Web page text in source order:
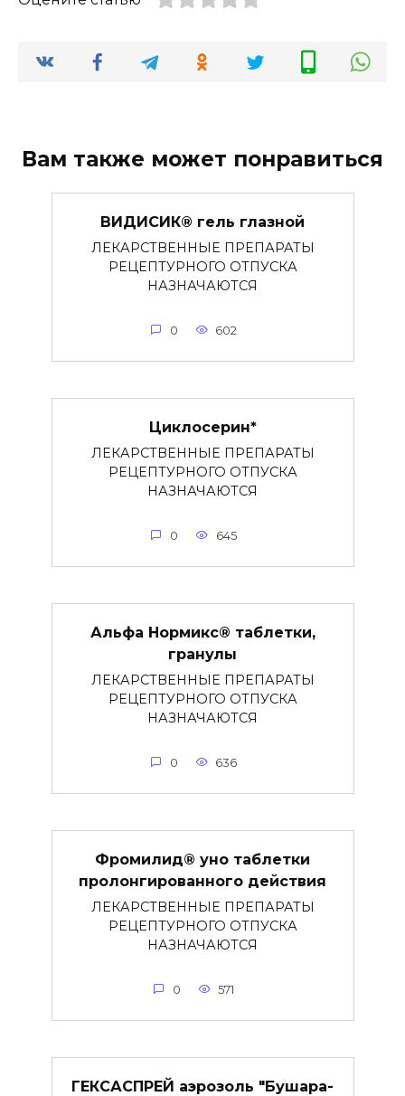
Вам также может понравиться
ВИДИСИК® гель глазной
ЛЕКАРСТВЕННЫЕ ПРЕПАРАТЫ
РЕЦЕПТУРНОГО ОТПУСКА
НАЗНАЧАЮТСЯ
0 602
Циклосерин*
ЛЕКАРСТВЕННЫЕ ПРЕПАРАТЫ
РЕЦЕПТУРНОГО ОТПУСКА
НАЗНАЧАЮТСЯ
0 645
Альфа Нормикс® таблетки,
гранулы
ЛЕКАРСТВЕННЫЕ ПРЕПАРАТЫ
РЕЦЕПТУРНОГО ОТПУСКА
НАЗНАЧАЮТСЯ
0 636
Фромилид® уно таблетки
пролонгированного действия
ЛЕКАРСТВЕННЫЕ ПРЕПАРАТЫ
РЕЦЕПТУРНОГО ОТПУСКА
НАЗНАЧАЮТСЯ
0 571
ГЕКСАСПРЕЙ аэрозоль "Бушара-